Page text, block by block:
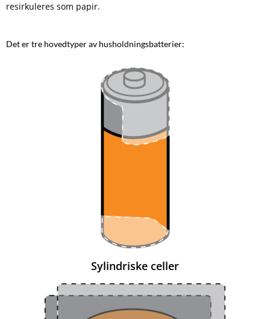
resirkuleres som papir.
Det er tre hovedtyper av husholdningsbatterier:
Sylindriske celler